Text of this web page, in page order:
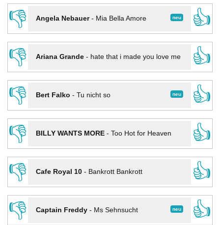
👎 neu
Angela Nebauer- Mia Bella Amore
👍
👎
Ariana Grande- hate that i made you love me
👍
👎
neu
Bert Falko - Tu nicht so
👍
👎
BILLY WANTS MORE- Too Hot for Heaven
👍
👎
Cafe Royal 10- Bankrott Bankrott
👍
👎
neu
Captain Freddy- Ms Sehnsucht
👍